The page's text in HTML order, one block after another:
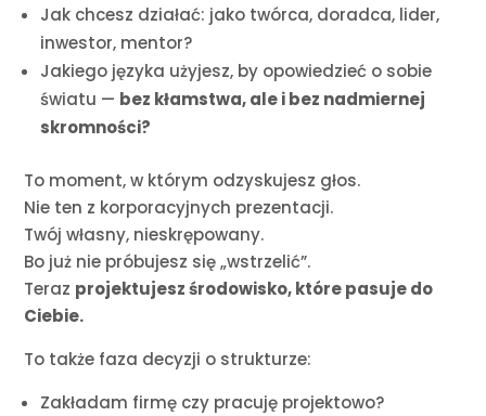
Jak chcesz działać: jako twórca, doradca, lider,
inwestor, mentor?
Jakiego języka użyjesz, by opowiedzieć o sobie
światu — bez kłamstwa, ale i bez nadmiernej
skromności?
To moment, w którym odzyskujesz głos.
Nie ten z korporacyjnych prezentacji.
Twój własny, nieskrępowany.
Bo już nie próbujesz się „wstrzelić”.
Teraz projektujesz środowisko, które pasuje do
Ciebie.
To także faza decyzji o strukturze:
Zakładam firmę czy pracuję projektowo?